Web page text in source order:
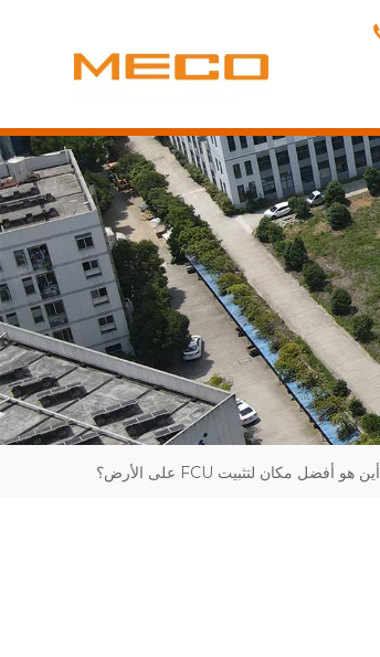
أين هو أفضل مكان لتثبيت FCU على الأرض؟